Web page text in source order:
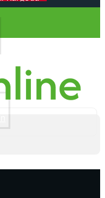
Kargoda